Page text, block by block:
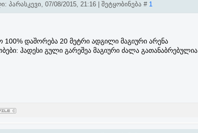
პარასკევი, 07/08/2015, 21:16 | შეტყობინება # 1
100% დაშორება 20 მეტრი ადგილი მაგიური არენა
ჰადესი გული გარეშეა მაგიური ძალა გათანაბრებულია